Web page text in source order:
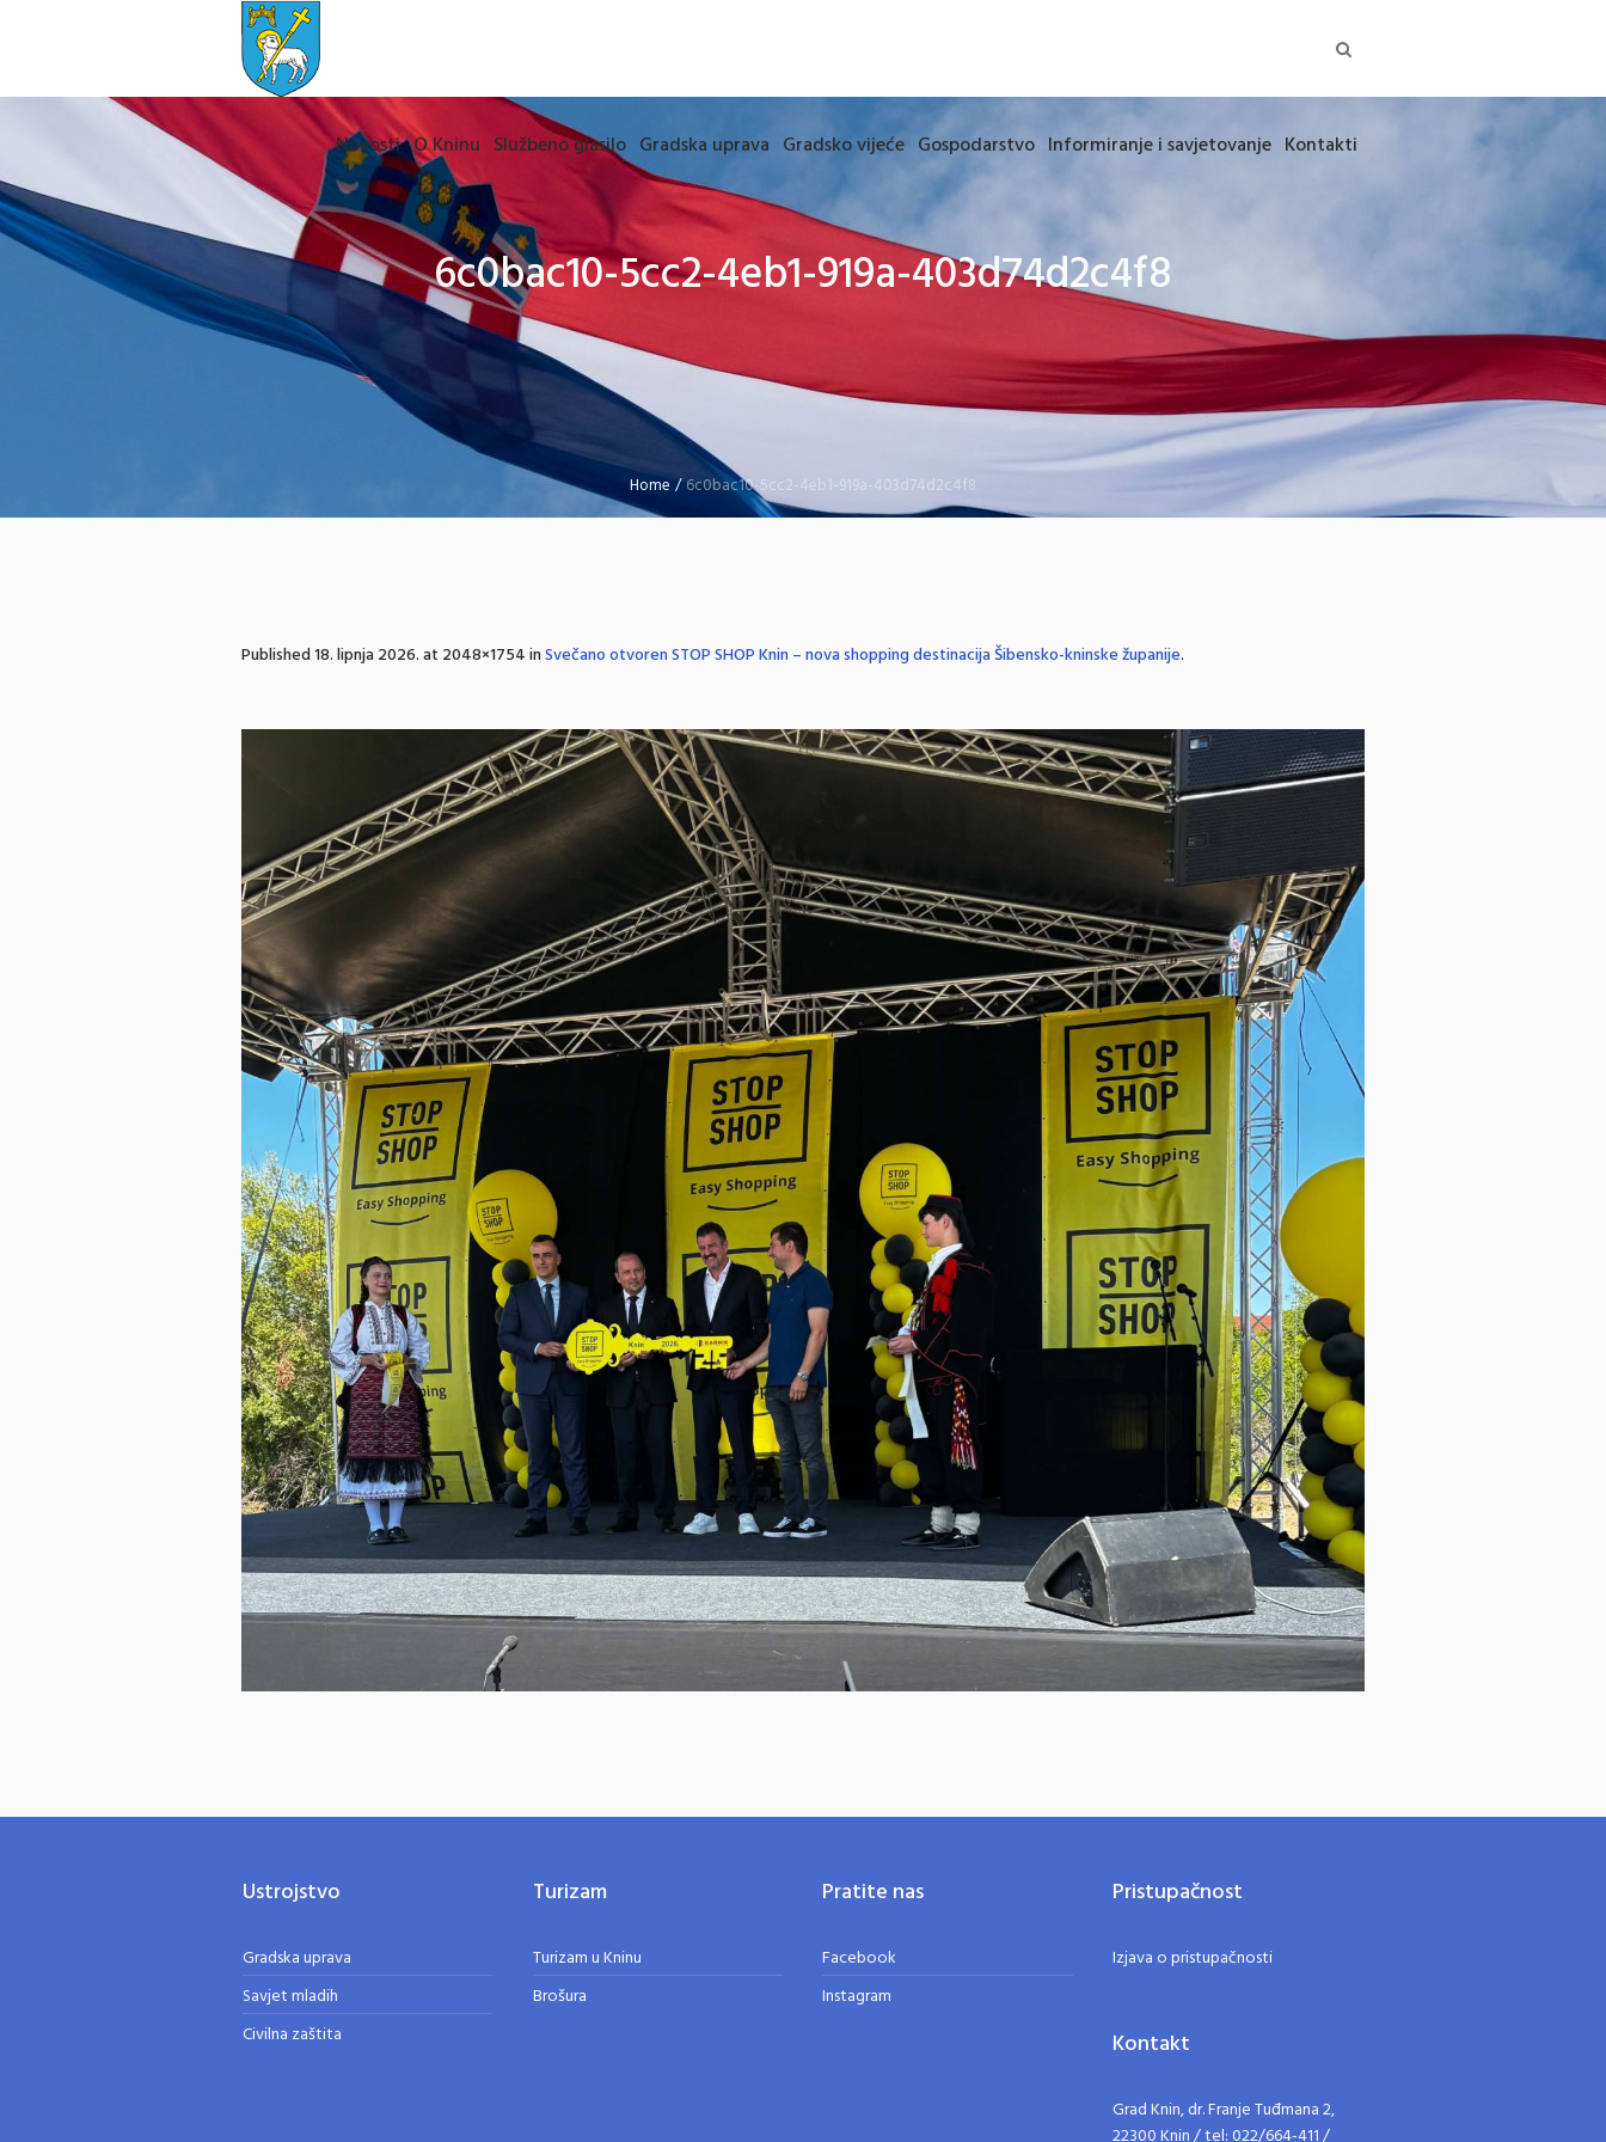
Novosti O Kninu Službeno glasilo Gradska uprava Gradsko vijeće Gospodarstvo Informiranje i savjetovanje Kontakti
6c0bac10-5cc2-4eb1-919a-403d74d2c4f8
Home /6c0bac10-5cc2-4eb1-919a-403d74d2c4f8
Published18. lipnja 2026.at 2048×1754 inSvečano otvoren STOP SHOP Knin – nova shopping destinacija Šibensko-kninske županije.
Ustrojstvo
Gradska uprava
Savjet mladih
Civilna zaštita
Turizam
Turizam u Kninu
Brošura
Pratite nas
Facebook
Instagram
Pristupačnost
Izjava o pristupačnosti
Kontakt
Grad Knin, dr. Franje Tuđmana 2,